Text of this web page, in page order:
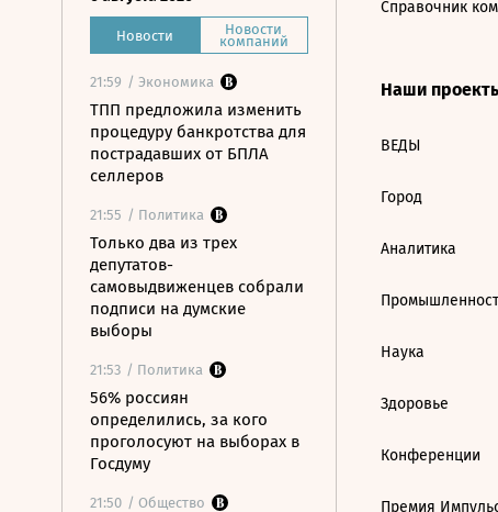
Новости Новости
компаний
21:59 / Экономика
ТПП предложила изменить
процедуру банкротства для
пострадавших от БПЛА
селлеров
21:55 / Политика
Только два из трех
депутатов-
самовыдвиженцев собрали
подписи на думские
выборы
21:53 / Политика
56% россиян
определились, за кого
проголосуют на выборах в
Госдуму
21:50 / Общество
Справочник
Наши
ВЕДЫ
Город
Аналитика
Наука
Здоровье
Конференции
Премия